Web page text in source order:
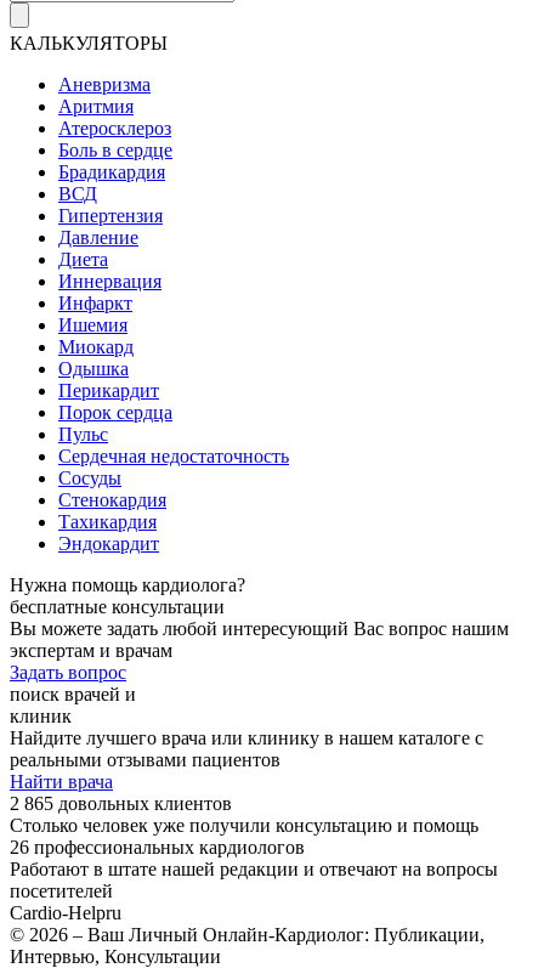
КАЛЬКУЛЯТОРЫ
Аневризма
Аритмия
Атеросклероз
Боль в сердце
Брадикардия
ВСД
Гипертензия
Давление
Диета
Иннервация
Инфаркт
Ишемия
Миокард
Одышка
Перикардит
Порок сердца
Пульс
Сердечная недостаточность
Сосуды
Стенокардия
Тахикардия
Эндокардит
Нужна помощь кардиолога?
бесплатные консультации
Вы можете задать любой интересующий Вас вопрос нашим
экспертам и врачам
Задать вопрос
поиск врачей и
клиник
Найдите лучшего врача или клинику в нашем каталоге с
реальными отзывами пациентов
Найти врача
2 865 довольных клиентов
Столько человек уже получили консультацию и помощь
26 профессиональных кардиологов
Работают в штате нашей редакции и отвечают на вопросы
посетителей
Cardio-Helpru
© 2026 – Ваш Личный Онлайн-Кардиолог: Публикации,
Интервью, Консультации